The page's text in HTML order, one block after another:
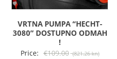
(2,599.40
VRTNA PUMPA “HECHT-
3080” DOSTUPNO ODMAH
!
Price: €109.00 (821.26 kn)